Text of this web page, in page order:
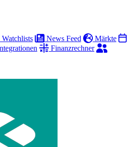
Watchlists News Feed
Märkte
Finanzrechner